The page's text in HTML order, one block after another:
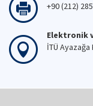
+90 (212)
Elektronik
İTÜ